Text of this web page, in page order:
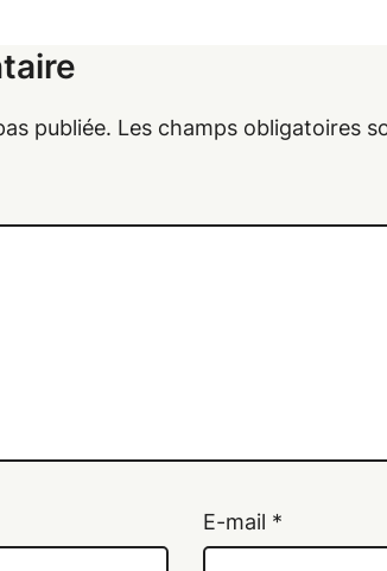
publiée. Les champs obligatoires
E-mail *